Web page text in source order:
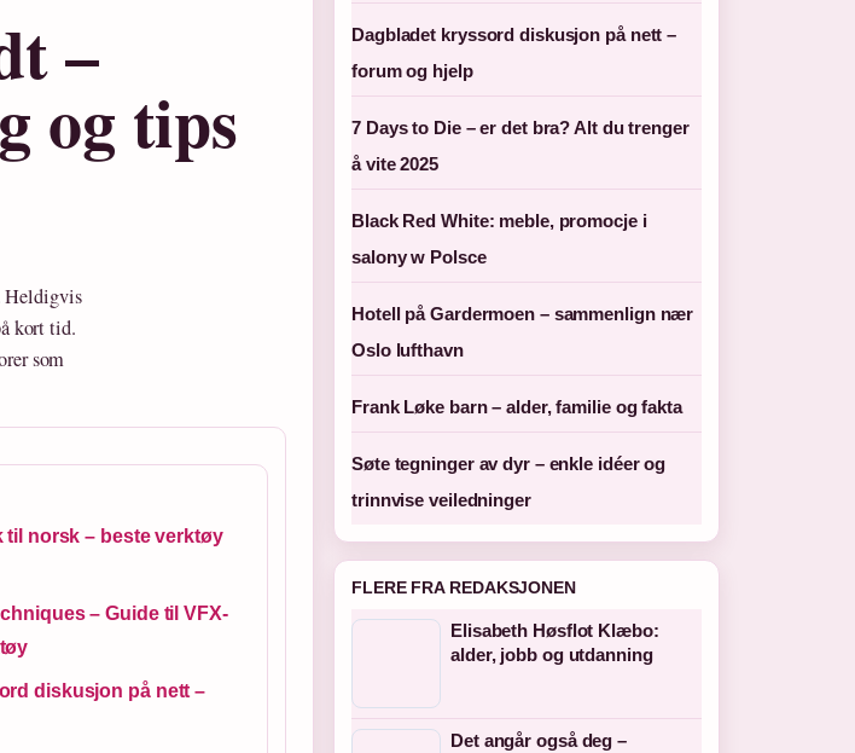
–
og tips
Heldigvis
kort tid.
som
til norsk – beste verktøy
– Guide til VFX-
diskusjon på nett –
Dagbladet kryssord diskusjon på nett –
forum og hjelp
7 Days to Die – er det bra? Alt du trenger
å vite 2025
Black Red White: meble, promocje i
salony w Polsce
Hotell på Gardermoen – sammenlign nær
Oslo lufthavn
Frank Løke barn – alder, familie og fakta
Søte tegninger av dyr – enkle idéer og
trinnvise veiledninger
FLERE FRA REDAKSJONEN
Elisabeth Høsflot Klæbo:
alder, jobb og utdanning
Det angår også deg –